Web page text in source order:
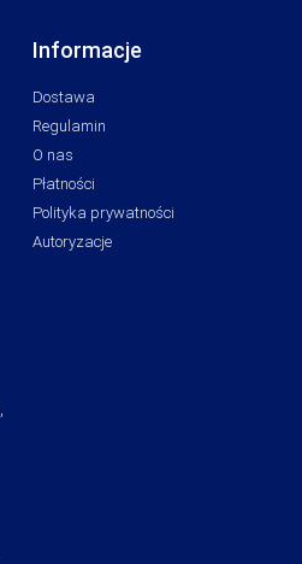
Informacje
Dostawa
Regulamin
O nas
Płatności
Polityka prywatności
Autoryzacje